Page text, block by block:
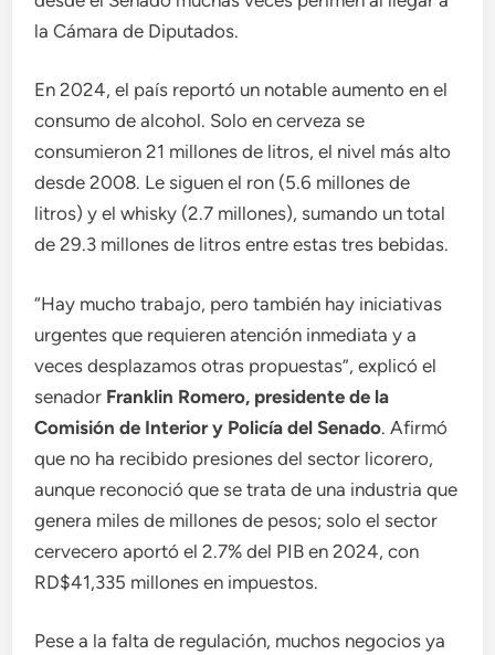
la Cámara de Diputados.
En 2024, el país reportó un notable aumento en el
consumo de alcohol. Solo en cerveza se
consumieron 21 millones de litros, el nivel más alto
desde 2008. Le siguen el ron (5.6 millones de
litros) y el whisky (2.7 millones), sumando un total
de 29.3 millones de litros entre estas tres bebidas.
“Hay mucho trabajo, pero también hay iniciativas
urgentes que requieren atención inmediata y a
veces desplazamos otras propuestas”, explicó el
senador Franklin Romero, presidente de la
Comisión de Interior y Policía del Senado. Afirmó
que no ha recibido presiones del sector licorero,
aunque reconoció que se trata de una industria que
genera miles de millones de pesos; solo el sector
cervecero aportó el 2.7% del PIB en 2024, con
RD$41,335 millones en impuestos.
Pese a la falta de regulación, muchos negocios ya